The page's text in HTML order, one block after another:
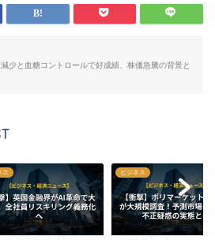
少と血糖コントロールで好成績、株価急騰の背景と
ス ビジネス